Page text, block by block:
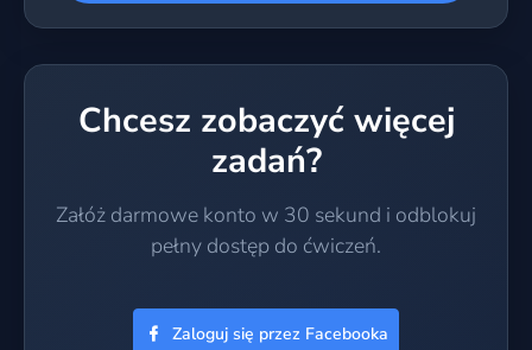
Chcesz zobaczyć więcej
zadań?
Załóż darmowe konto w 30 sekund i odblokuj
pełny dostęp do ćwiczeń.
Zaloguj się przez Facebooka